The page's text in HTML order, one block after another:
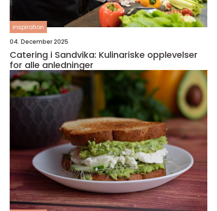
inspiration
04. December 2025
Catering i Sandvika: Kulinariske opplevelser
for alle anledninger